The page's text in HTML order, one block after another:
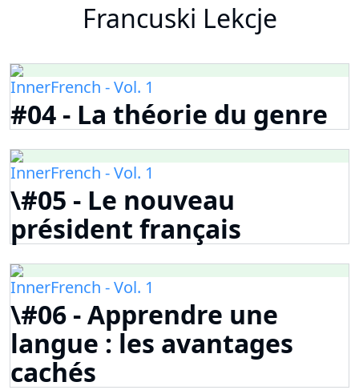
Francuski Lekcje
InnerFrench - Vol. 1
#04 - La théorie du genre
InnerFrench - Vol. 1
\#05 - Le nouveau
président français
InnerFrench - Vol. 1
\#06 - Apprendre une
langue : les avantages
cachés